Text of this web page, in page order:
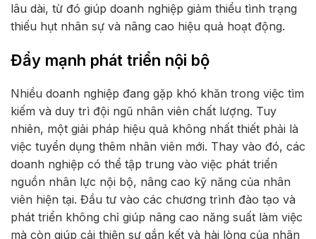
lâu dài, từ đó giúp doanh nghiệp giảm thiểu tình trạng
thiếu hụt nhân sự và nâng cao hiệu quả hoạt động.
Đẩy mạnh phát triển nội bộ
Nhiều doanh nghiệp đang gặp khó khăn trong việc tìm
kiếm và duy trì đội ngũ nhân viên chất lượng. Tuy
nhiên, một giải pháp hiệu quả không nhất thiết phải là
việc tuyển dụng thêm nhân viên mới. Thay vào đó, các
doanh nghiệp có thể tập trung vào việc phát triển
nguồn nhân lực nội bộ, nâng cao kỹ năng của nhân
viên hiện tại. Đầu tư vào các chương trình đào tạo và
phát triển không chỉ giúp nâng cao năng suất làm việc
mà còn giúp cải thiện sự gắn kết và hài lòng của nhân